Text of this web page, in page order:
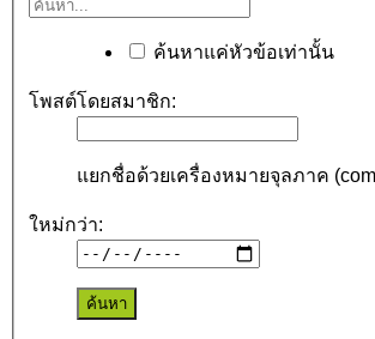
ค้นหาแค่หัวข้อเท่านั้น
โพสต์โดยสมาชิก:
แยกชื่อด้วยเครื่องหมายจุลภาค
ใหม่กว่า: